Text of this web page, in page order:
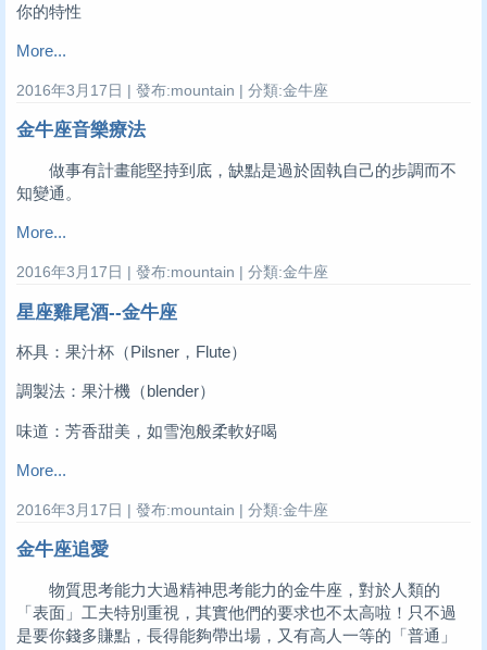
你的特性
More...
2016年3月17日 | 發布:mountain | 分類:金牛座
金牛座音樂療法
做事有計畫能堅持到底，缺點是過於固執自己的步調而不
知變通。
More...
2016年3月17日 | 發布:mountain | 分類:金牛座
星座雞尾酒--金牛座
杯具：果汁杯（Pilsner，Flute）
調製法：果汁機（blender）
味道：芳香甜美，如雪泡般柔軟好喝
More...
2016年3月17日 | 發布:mountain | 分類:金牛座
金牛座追愛
物質思考能力大過精神思考能力的金牛座，對於人類的
「表面」工夫特別重視，其實他們的要求也不太高啦！只不過
是要你錢多賺點，長得能夠帶出場，又有高人一等的「普通」